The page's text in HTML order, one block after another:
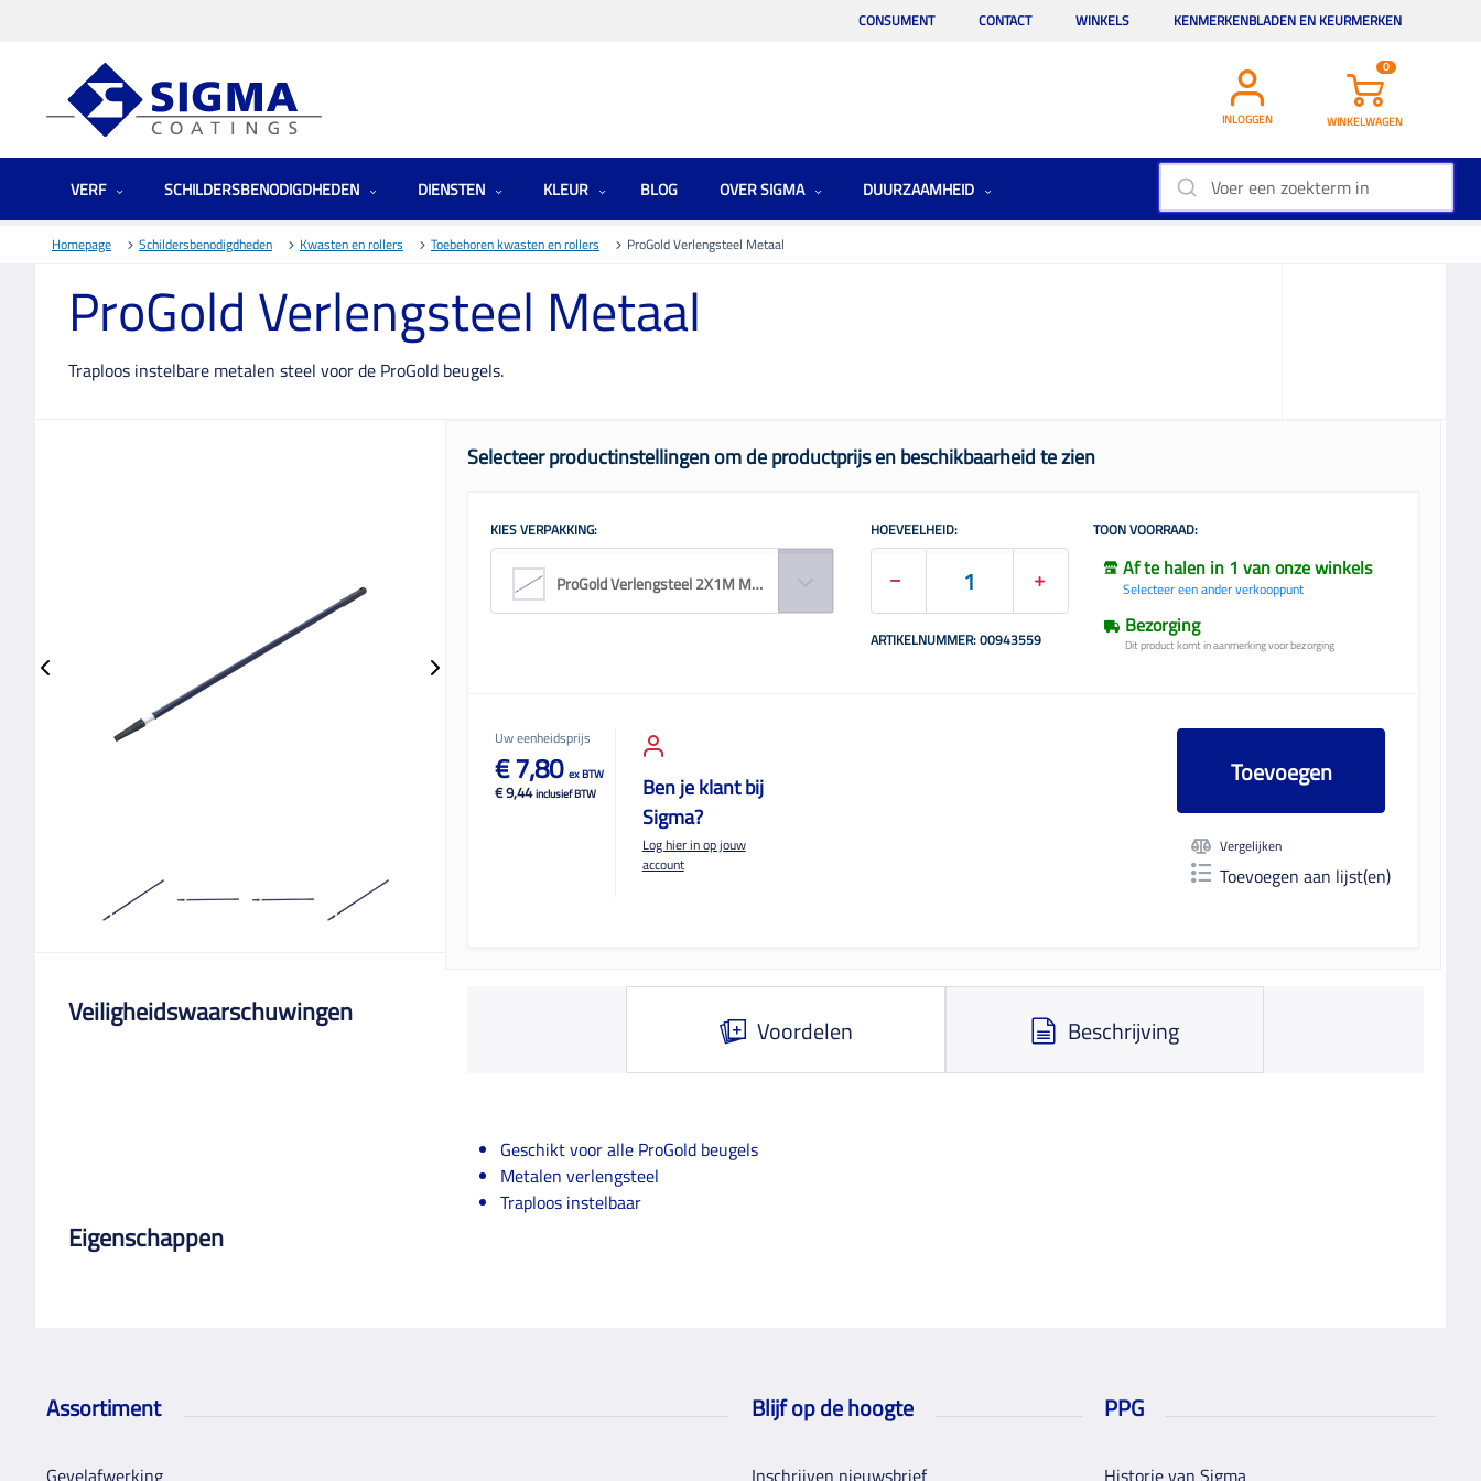
CONSUMENT CONTACT WINKELS KENMERKENBLADEN EN KEURMERKEN
INLOGGEN
0
WINKELWAGEN
VERF SCHILDERSBENODIGDHEDEN DIENSTEN KLEUR BLOG OVER SIGMA DUURZAAMHEID
Homepage Schildersbenodigdheden Kwasten en rollers Toebehoren kwasten en rollers ProGold Verlengsteel Metaal
ProGold Verlengsteel Metaal
Traploos instelbare metalen steel voor de ProGold beugels.
Veiligheidswaarschuwingen
Eigenschappen
Selecteer productinstellingen om de productprijs en beschikbaarheid te zien
KIES VERPAKKING:
ProGold Verlengsteel 2X1M Metaal
HOEVEELHEID:
ARTIKELNUMMER: 00943559
TOON VOORRAAD:
Af te halen in 1 van onze winkels
Selecteer een ander verkooppunt
Bezorging
Dit product komt in aanmerking voor bezorging
Uw eenheidsprijs
€ 9,44inclusief BTW
€ 7,80 ex BTW
Ben je klant bij
Sigma?
Log hier in op jouw
account
Toevoegen
Vergelijken
Toevoegen aan lijst(en)
Voordelen Beschrijving
Geschikt voor alle ProGold beugels
Metalen verlengsteel
Traploos instelbaar
Assortiment
Gevelafwerking
Blijf op de hoogte
Inschrijven nieuwsbrief
PPG
Historie van Sigma